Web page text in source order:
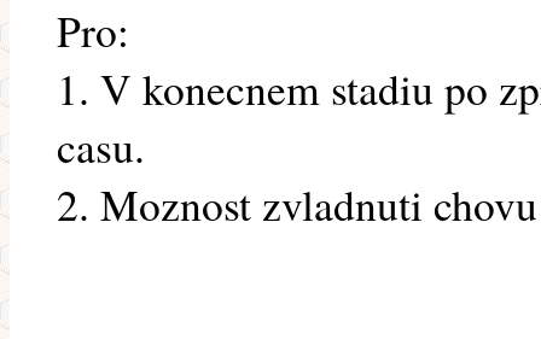
Pro:
1. V konecnem stadiu po
casu.
2. Moznost zvladnuti